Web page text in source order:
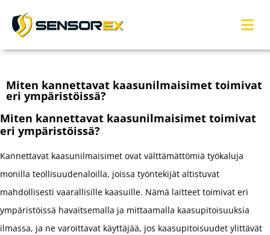
Miten kannettavat kaasunilmaisimet toimivat
eri ympäristöissä?
Miten kannettavat kaasunilmaisimet toimivat
eri ympäristöissä?
Kannettavat kaasunilmaisimet ovat välttämättömiä työkaluja
monilla teollisuudenaloilla, joissa työntekijät altistuvat
mahdollisesti vaarallisille kaasuille. Nämä laitteet toimivat eri
ympäristöissä havaitsemalla ja mittaamalla kaasupitoisuuksia
ilmassa, ja ne varoittavat käyttäjää, jos kaasupitoisuudet ylittävät